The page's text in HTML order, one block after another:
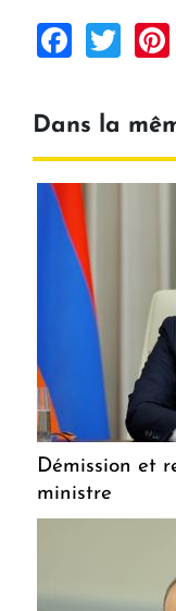
Dans la
Démission et
ministre